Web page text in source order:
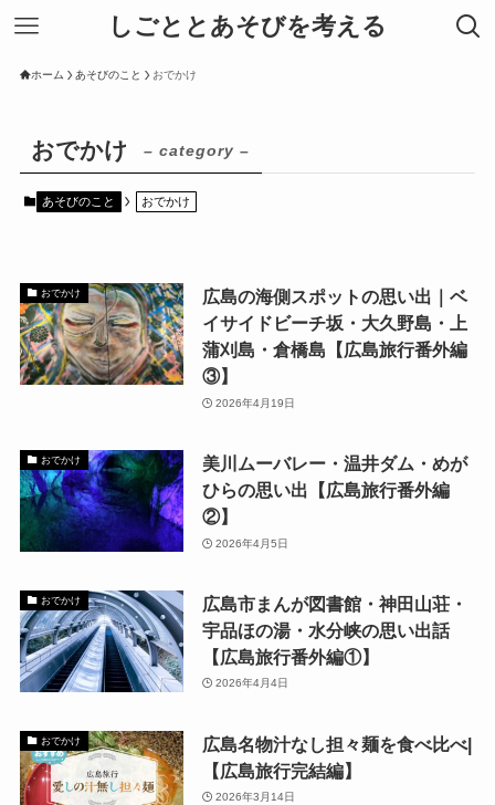
しごととあそびを考える
ホーム あそびのこと おでかけ
おでかけ – category –
あそびのこと おでかけ
おでかけ
広島の海側スポットの思い出｜ベ
イサイドビーチ坂・大久野島・上
蒲刈島・倉橋島【広島旅行番外編
③】
2026年4月19日
おでかけ
美川ムーバレー・温井ダム・めが
ひらの思い出【広島旅行番外編
②】
2026年4月5日
おでかけ
広島市まんが図書館・神田山荘・
宇品ほの湯・水分峡の思い出話
【広島旅行番外編①】
2026年4月4日
おでかけ
広島名物汁なし担々麺を食べ比べ|
【広島旅行完結編】
2026年3月14日